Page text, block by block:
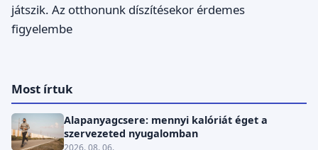
játszik. Az otthonunk díszítésekor érdemes
figyelembe
Most írtuk
Alapanyagcsere: mennyi kalóriát éget a
szervezeted nyugalomban